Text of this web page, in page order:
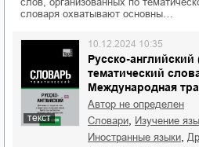
словаря охватывают основны…
текст
Русско-английский
тематический
Международная
10.12.2024 10:35
Автор не определен
словари
изучение
иностранные языки